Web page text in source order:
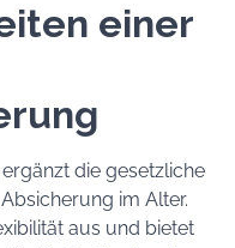
einer
die gesetzliche
im Alter.
aus und bietet